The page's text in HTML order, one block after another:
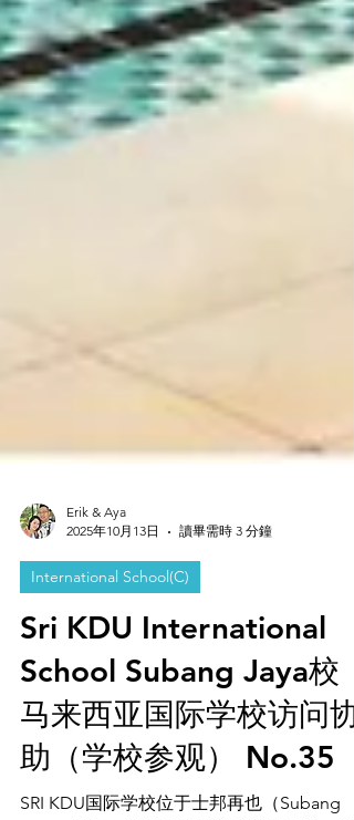
2025年10月13日
讀畢需時 3 分鐘
International School(C)
Sri KDU International
School Subang Jaya校
马来西亚国际学校访问协
助（学校参观） No.35